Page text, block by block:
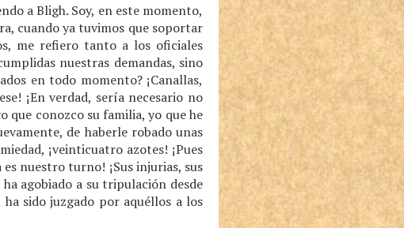
a Bligh. Soy, en este momento,
cuando ya tuvimos que soportar
me refiero tanto a los oficiales
nuestras demandas, sino
en todo momento? ¡Canallas,
¡En verdad, sería necesario no
conozco su familia, yo que he
de haberle robado unas
¡veinticuatro azotes! ¡Pues
nuestro turno! ¡Sus injurias, sus
agobiado a su tripulación desde
sido juzgado por aquéllos a los